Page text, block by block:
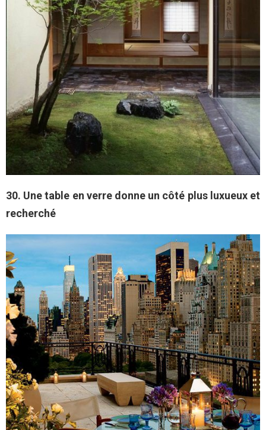
30. Une table en verre donne un côté plus luxueux et
recherché